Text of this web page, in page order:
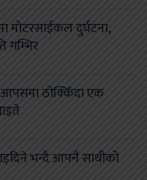
मोटरसाईकल दुर्घटना,
गम्भिर
ठोक्किँदा एक
भन्दै आफ्नै साथीको